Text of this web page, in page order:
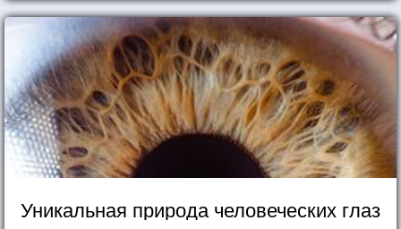
Уникальная природа человеческих глаз